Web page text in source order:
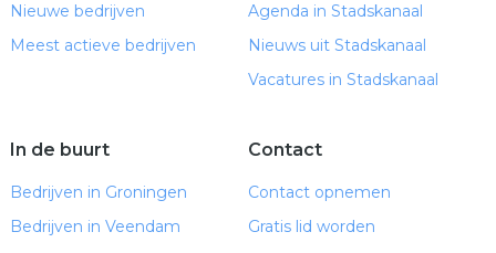
Nieuwe bedrijven
Meest actieve bedrijven
Agenda in Stadskanaal
Nieuws uit Stadskanaal
Vacatures in Stadskanaal
In de buurt
Bedrijven in Groningen
Bedrijven in Veendam
Contact
Contact opnemen
Gratis lid worden